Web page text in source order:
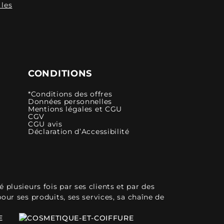
CONDITIONS
*Conditions des offres
Données personnelles
Mentions légales et CGU
CGV
CGU avis
Déclaration d’Accessibilité
plusieurs fois par ses clients et par des
ses produits, ses services, sa chaîne de